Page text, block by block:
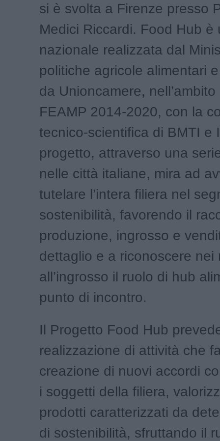
si è svolta a Firenze presso
Medici Riccardi. Food Hub è
nazionale realizzata dal
politiche agricole alimentari
da Unioncamere,
FEAMP 2014-2020, con la
tecnico-scientifica di BMTI e
progetto, attraverso una
nelle città italiane, mira ad
tutelare l’intera filiera nel
sostenibilità, favorendo il
produzione, ingrosso e
dettaglio e a riconoscere nei
all’ingrosso il ruolo di hub
punto di incontro.
Il Progetto Food Hub
realizzazione di attività che
creazione di nuovi accordi
i soggetti della filiera,
prodotti caratterizzati da
di sostenibilità, sfruttando il